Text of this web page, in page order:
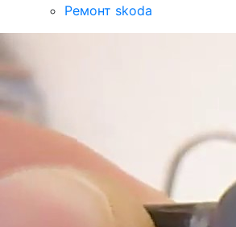
Ремонт skoda